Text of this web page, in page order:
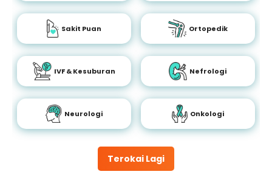
Terokai Lagi
Sakit Puan Ortopedik
IVF & Kesuburan Nefrologi
Neurologi Onkologi